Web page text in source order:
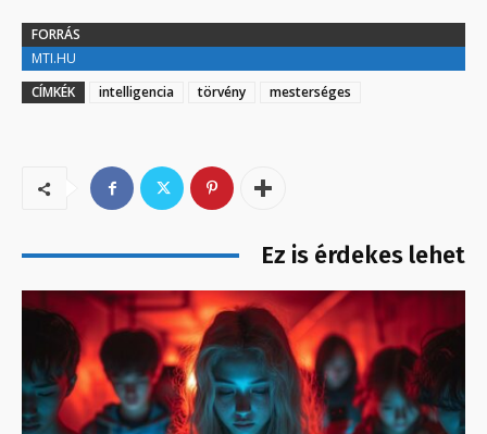
FORRÁS
MTI.HU
CÍMKÉK
intelligencia törvény mesterséges
Ez is érdekes lehet